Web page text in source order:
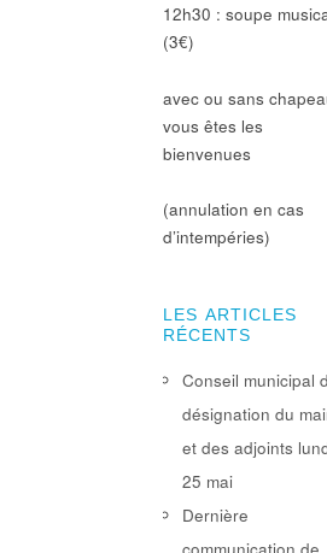
12h30 : soupe
(3€)
avec ou sans
vous êtes les
bienvenues
(annulation en cas
d’intempéries)
LES ARTICLES
RÉCENTS
Conseil municipal
désignation du
et des adjoints
25 mai
Dernière